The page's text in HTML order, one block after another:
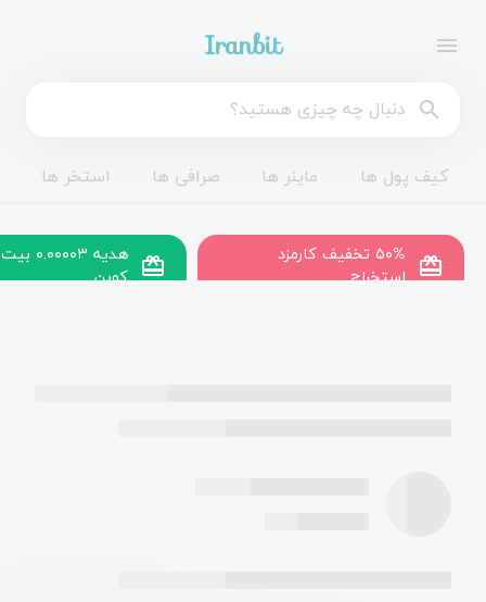
menu
Iranbit
search
کیف پول ها ماینر ها صرافی ها استخر ها
redeem
۵۰% تخفیف کارمزد
استخراج
redeem
هدیه ۰.۰۰۰۰۳ بیت
کوین